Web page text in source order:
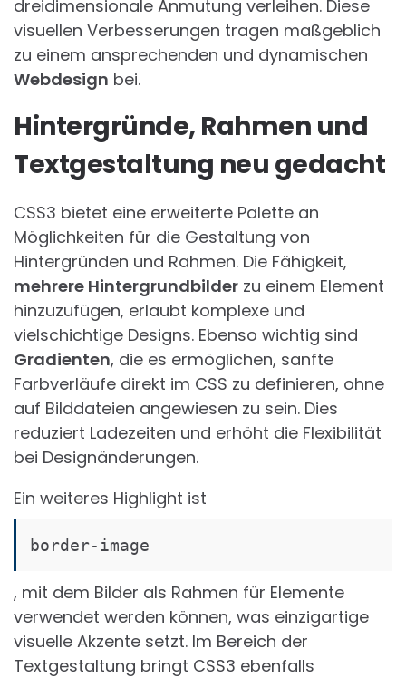
dreidimensionale Anmutung verleihen. Diese
visuellen Verbesserungen tragen maßgeblich
zu einem ansprechenden und dynamischen
Webdesign bei.
Hintergründe, Rahmen und
Textgestaltung neu gedacht
CSS3 bietet eine erweiterte Palette an
Möglichkeiten für die Gestaltung von
Hintergründen und Rahmen. Die Fähigkeit,
mehrere Hintergrundbilder zu einem Element
hinzuzufügen, erlaubt komplexe und
vielschichtige Designs. Ebenso wichtig sind
Gradienten, die es ermöglichen, sanfte
Farbverläufe direkt im CSS zu definieren, ohne
auf Bilddateien angewiesen zu sein. Dies
reduziert Ladezeiten und erhöht die Flexibilität
bei Designänderungen.
Ein weiteres Highlight ist
border-image
, mit dem Bilder als Rahmen für Elemente
verwendet werden können, was einzigartige
visuelle Akzente setzt. Im Bereich der
Textgestaltung bringt CSS3 ebenfalls